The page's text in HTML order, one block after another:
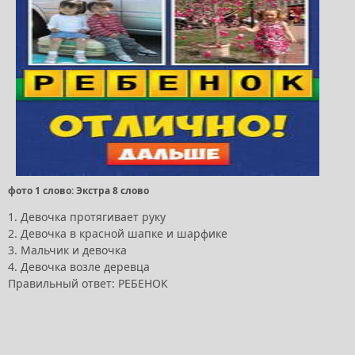
фото 1 слово: Экстра 8 слово
1. Девочка протягивает руку
2. Девочка в красной шапке и шарфике
3. Мальчик и девочка
4. Девочка возле деревца
Правильный ответ: РЕБЕНОК